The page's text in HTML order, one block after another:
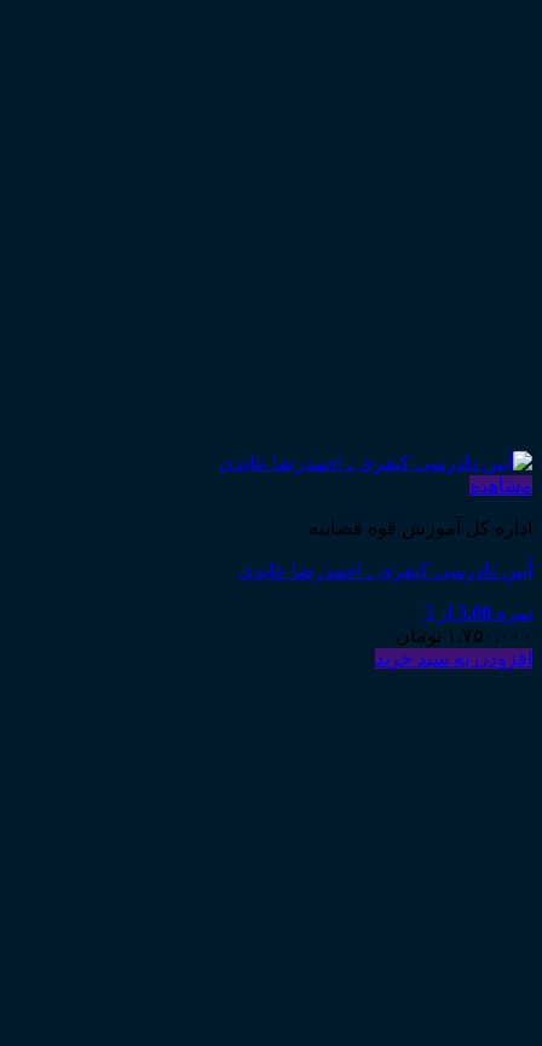
مشاهده
اداره کل آموزش قوه قضاییه
آیین دادرسی کیفری ـ احمدرضا عابدی
نمره 5.00 از 5
۱,۷۵۰,۰۰۰ تومان
افزودن به سبد خرید